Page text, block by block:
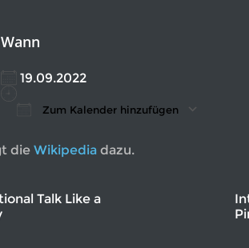
Wann
19.09.2022
Zum Kalender hinzufügen
die Wikipedia dazu.
Talk Like a